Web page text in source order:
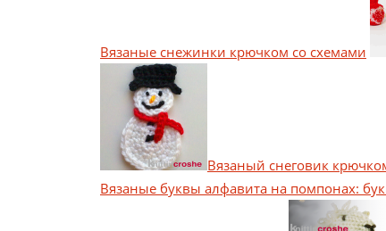
Вязаные снежинки крючком со схемами
Вязаный снеговик
Вязаные буквы алфавита на помпонах: